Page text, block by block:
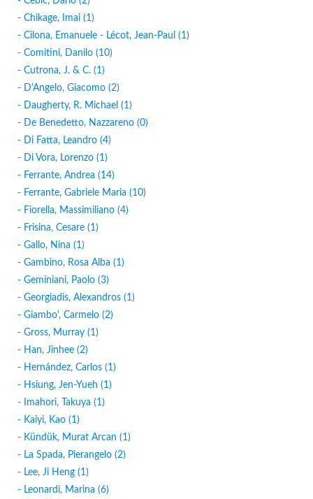
- Chikage, Imai (1)
- Cilona, Emanuele - Lécot, Jean-Paul (1)
- Comitini, Danilo (10)
- Cutrona, J. & C. (1)
- D'Angelo, Giacomo (2)
- Daugherty, R. Michael (1)
- De Benedetto, Nazzareno (0)
- Di Fatta, Leandro (4)
- Di Vora, Lorenzo (1)
- Ferrante, Andrea (14)
- Ferrante, Gabriele Maria (10)
- Fiorella, Massimiliano (4)
- Frisina, Cesare (1)
- Gallo, Nina (1)
- Gambino, Rosa Alba (1)
- Geminiani, Paolo (3)
- Georgiadis, Alexandros (1)
- Giambo', Carmelo (2)
- Gross, Murray (1)
- Han, Jinhee (2)
- Hernández, Carlos (1)
- Hsiung, Jen-Yueh (1)
- Imahori, Takuya (1)
- Kaiyi, Kao (1)
- Kündük, Murat Arcan (1)
- La Spada, Pierangelo (2)
- Lee, Ji Heng (1)
- Leonardi, Marina (6)